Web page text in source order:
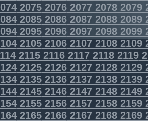
207520762077 20782079
208520862087 20882089
209520962097 20982099
21052106210721082109
21152116211721182119
21252126212721282129
21352136213721382139
21452146214721482149
21552156215721582159
21652166216721682169